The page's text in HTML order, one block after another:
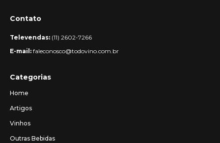
Contato
Televendas: (11) 2602-7266
E-mail: faleconosco@todovino.com.br
Categorias
Home
Artigos
Vinhos
Outras Bebidas